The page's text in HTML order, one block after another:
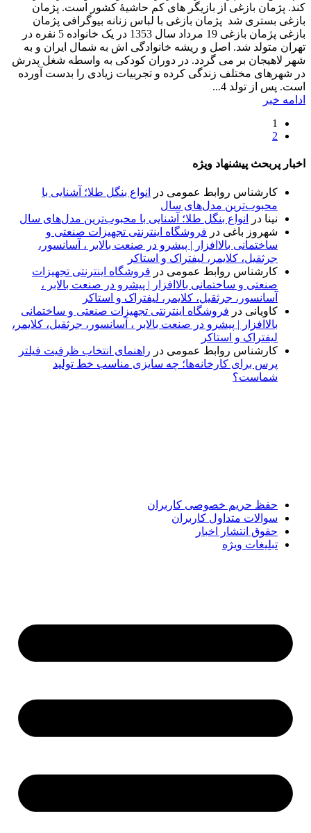
کند. پژمان بازغی از بازیگر های کم حاشیۀ کشور است. پژمان
بازغی بستری شد پژمان بازغی با لباس زنانه بیوگرافی پژمان
بازغی پژمان بازغی 19 مرداد سال 1353 در یک خانواده 5 نفره در
تهران متولد شد. اصل و ریشه خانوادگی اش به شمال ایران و به
شهر لاهیجان بر می گردد. در دوران کودکی به واسطه شغل پدرش
در شهرهای مختلف زندگی کرده و تجربیات زیادی را بدست آورده
است. پس از تولد 4...
ادامه خبر
1
2
اخبار پربحث پیشنهاد ویژه
کارشناس روابط عمومی در
انواع بنگل طلا؛ آشنایی با
محبوب‌ترین مدل‌های سال
نینا در
انواع بنگل طلا؛ آشنایی با محبوب‌ترین مدل‌های سال
شهروز باغی در فروشگاه اینترنتی تجهیزات صنعتی و
ساختمانی بالاافزار | پیشرو در صنعت بالابر ، آسانسور،
جرثقیل، کلایمر، لیفتراک و استاکر
کارشناس روابط عمومی در فروشگاه اینترنتی تجهیزات
صنعتی و ساختمانی بالاافزار | پیشرو در صنعت بالابر ،
آسانسور، جرثقیل، کلایمر، لیفتراک و استاکر
کاویانی در فروشگاه اینترنتی تجهیزات صنعتی و ساختمانی
بالاافزار | پیشرو در صنعت بالابر ، آسانسور، جرثقیل، کلایمر،
لیفتراک و استاکر
کارشناس روابط عمومی در راهنمای انتخاب ظرفیت فیلتر
پرس برای کارخانه‌ها؛ چه سایزی مناسب خط تولید
شماست؟
حفظ حریم خصوصی کاربران
سوالات متداول کاربران
حقوق انتشار اخبار
تبلیغات ویژه